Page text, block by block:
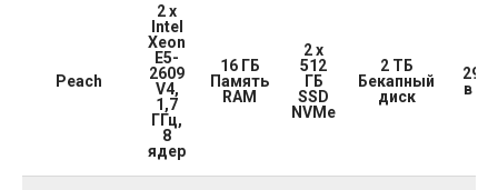
Peach
2 x
Intel
Xeon
E5-
2609
V4,
1,7
ГГц,
8
ядер
16 ГБ
Память
RAM
2 x
512
ГБ
SSD
NVMe
2 ТБ
Бекапный
диск
29
в